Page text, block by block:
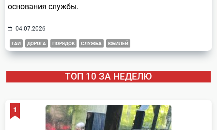
основания службы.
04.07.2026
ГАИ ДОРОГА ПОРЯДОК СЛУЖБА ЮБИЛЕЙ
ТОП 10 ЗА НЕДЕЛЮ